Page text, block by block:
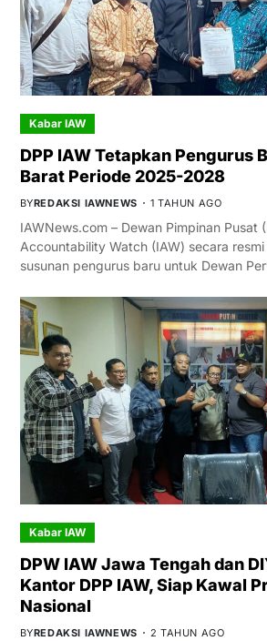
Kabar IAW
DPP IAW Tetapkan Pengurus
Barat Periode 2025-2028
BYREDAKSI IAWNEWS 1 TAHUN AGO
IAWNews.com – Dewan Pimpinan Pusat
Accountability Watch (IAW) secara
susunan pengurus baru untuk Dewan
Kabar IAW
DPW IAW Jawa Tengah dan
Kantor DPP IAW, Siap Kawal
Nasional
BYREDAKSI IAWNEWS 2 TAHUN AGO